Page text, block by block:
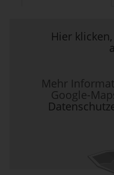
Hier
Mehr
Google-